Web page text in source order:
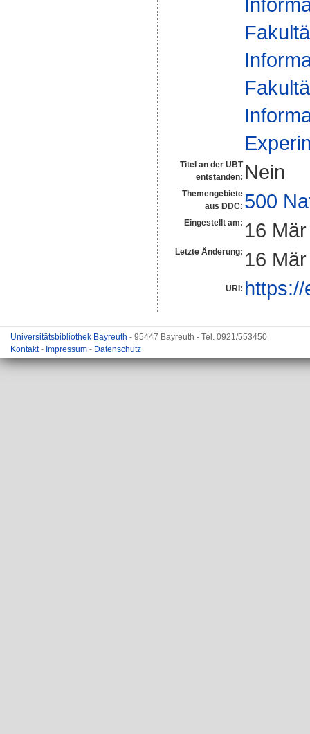
Titel an der UBT
entstanden: Nein
Themengebiete
aus DDC: 500
Eingestellt am: 16
Letzte Änderung: 16
URI:
Universitätsbibliothek Bayreuth - 95447 Bayreuth - Tel. 0921/553450
Kontakt- Impressum - Datenschutz